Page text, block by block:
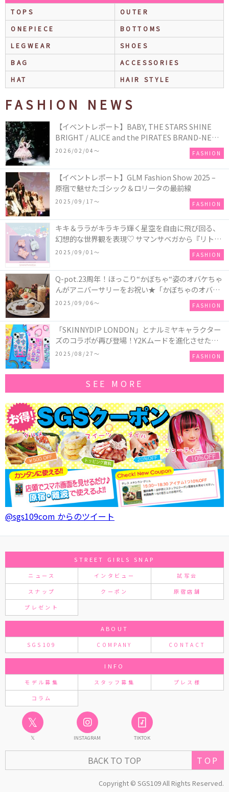
TOPS
OUTER
ONEPIECE
BOTTOMS
LEGWEAR
SHOES
BAG
ACCESSORIES
HAT
HAIR STYLE
FASHION NEWS
【イベントレポート】BABY, THE STARS SHINE
BRIGHT / ALICE and the PIRATES BRAND-NEW
COLLECTION in TOKYO
2026/02/04〜 FASHION
【イベントレポート】GLM Fashion Show 2025 –
原宿で魅せたゴシック＆ロリータの最前線
2025/09/17〜 FASHION
キキ＆ララがキラキラ輝く星空を自由に飛び回る、
幻想的な世界観を表現♡ サマンサベガから『リトル
ツインスターズ』50周年アニバーサリーイヤー』を
2025/09/01〜 FASHION
Q-pot.23周年！ほっこり“かぼちゃ“姿のオバケちゃ
んがアニバーサリーをお祝い★「かぼちゃのオバケ
ーキアクセサリー」が新発売！Q-pot CAFE.では
「かぼちゃのオバケーキプレート」も登場
2025/09/06〜 FASHION
「SKINNYDIP LONDON」とナルミヤキャラクター
ズのコラボが再び登場！Y2Kムードを進化させた新
作コレクションを発売♪
2025/08/27〜 FASHION
SEE MORE
@sgs109com からのツイート
STREET GIRLS SNAP
ニュース インタビュー 試写会
スナップ クーポン 原宿店舗
プレゼント
ABOUT
SGS109 COMPANY CONTACT
INFO
モデル募集 スタッフ募集 プレス様
コラム
𝕏
𝕏 INSTAGRAM TIKTOK
BACK TO TOP
Copyright © SGS109 All Rights Reserved.
TOP